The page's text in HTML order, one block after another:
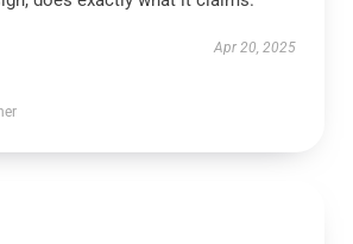
Apr 20, 2025